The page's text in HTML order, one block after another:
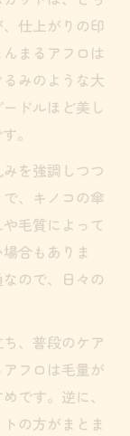
仕上がりの印
まるアフロは
みのような大
ドルほど美し
。
を強調しつつ
、キノコの傘
毛質によって
合もありま
ので、日々の
、普段のケア
フロは毛量が
です。逆に、
の方がまとま